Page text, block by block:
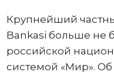
Крупнейший
Bankasi больше не
российской
системой «Мир». Об